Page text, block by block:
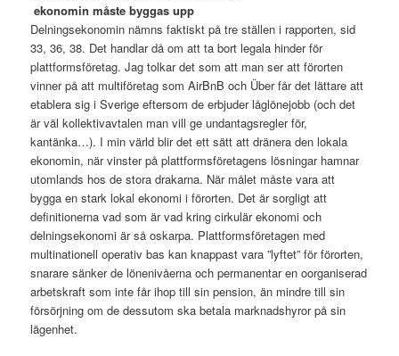
ekonomin måste byggas upp
Delningsekonomin nämns faktiskt på tre ställen i rapporten, sid
33, 36, 38. Det handlar då om att ta bort legala hinder för
plattformsföretag. Jag tolkar det som att man ser att förorten
vinner på att multiföretag som AirBnB och Über får det lättare att
etablera sig i Sverige eftersom de erbjuder låglönejobb (och det
är väl kollektivavtalen man vill ge undantagsregler för,
kantänka…). I min värld blir det ett sätt att dränera den lokala
ekonomin, när vinster på plattformsföretagens lösningar hamnar
utomlands hos de stora drakarna. När målet måste vara att
bygga en stark lokal ekonomi i förorten. Det är sorgligt att
definitionerna vad som är vad kring cirkulär ekonomi och
delningsekonomi är så oskarpa. Plattformsföretagen med
multinationell operativ bas kan knappast vara ”lyftet” för förorten,
snarare sänker de lönenivåerna och permanentar en oorganiserad
arbetskraft som inte får ihop till sin pension, än mindre till sin
försörjning om de dessutom ska betala marknadshyror på sin
lägenhet.